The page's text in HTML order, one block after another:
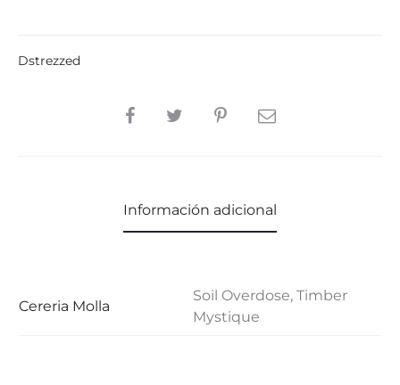
Dstrezzed
SHARE
Información adicional
Cereria Molla
Soil Overdose, Timber
Mystique